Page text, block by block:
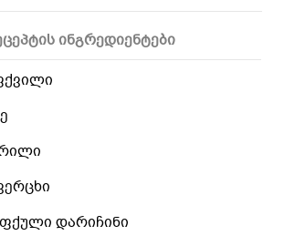
ინგრედიენტები
დარიჩინი